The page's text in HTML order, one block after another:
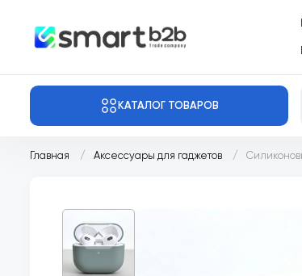
КАТАЛОГ ТОВАРОВ
Главная Аксессуары для гаджетов